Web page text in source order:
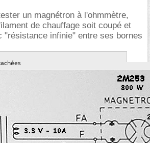
un magnétron à l'ohmmètre,
de chauffage soit coupé et
"résistance infinie" entre ses bornes